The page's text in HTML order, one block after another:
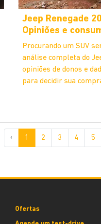
Jeep Renegade
Opiniões e
Procurando um SUV
análise completa do
opiniões de donos e
para decidir sua
‹ 1 2 3 4 5
Ofertas